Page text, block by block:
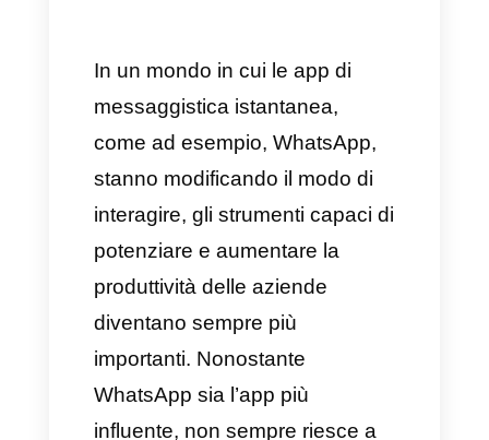
opzione per la tua attività?
La migliore alternativa a
Olark Chat?
In un mondo in cui le app di
messaggistica istantanea,
come ad esempio, WhatsApp,
stanno modificando il modo di